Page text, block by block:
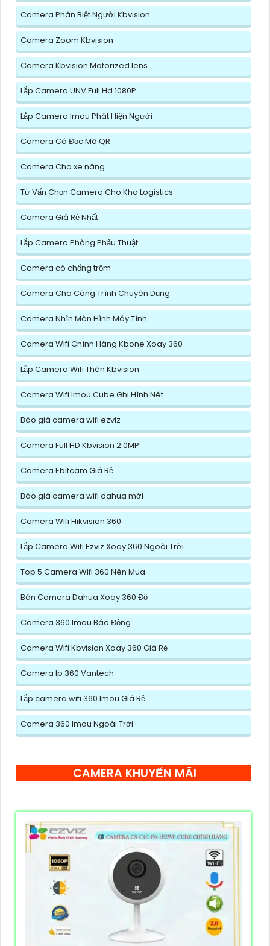
Camera Phân Biệt Người Kbvision
Camera Zoom Kbvision
Camera Kbvision Motorized lens
Lắp Camera UNV Full Hd 1080P
Lắp Camera Imou Phát Hiện Người
Camera Có Đọc Mã QR
Camera Cho xe nâng
Tư Vấn Chọn Camera Cho Kho Logistics
Camera Giá Rẻ Nhất
Lắp Camera Phòng Phẩu Thuật
Camera có chống trộm
Camera Cho Công Trình Chuyên Dụng
Camera Nhìn Màn Hình Máy Tính
Camera Wifi Chính Hãng Kbone Xoay 360
Lắp Camera Wifi Thân Kbvision
Camera Wifi Imou Cube Ghi Hình Nét
Báo giá camera wifi ezviz
Camera Full HD Kbvision 2.0MP
Camera Ebitcam Giá Rẻ
Báo giá camera wifi dahua mới
Camera Wifi Hikvision 360
Lắp Camera Wifi Ezviz Xoay 360 Ngoài Trời
Top 5 Camera Wifi 360 Nên Mua
Bán Camera Dahua Xoay 360 Độ
Camera 360 Imou Báo Động
Camera Wifi Kbvision Xoay 360 Giá Rẻ
Camera Ip 360 Vantech
Lắp camera wifi 360 Imou Giá Rẻ
Camera 360 Imou Ngoài Trời
CAMERA KHUYẾN MÃI